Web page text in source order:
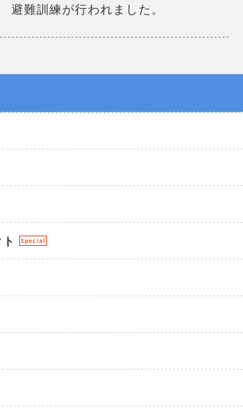
避難訓練が行われました。
Special